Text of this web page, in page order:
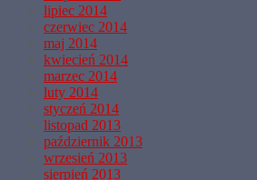
lipiec 2014
czerwiec 2014
maj 2014
kwiecień 2014
marzec 2014
luty 2014
styczeń 2014
listopad 2013
październik 2013
wrzesień 2013
sierpień 2013